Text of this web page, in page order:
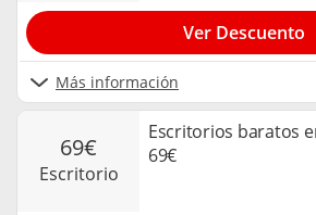
Más información
Ver Descuento
69€
escritorio
Escritorios baratos
69€